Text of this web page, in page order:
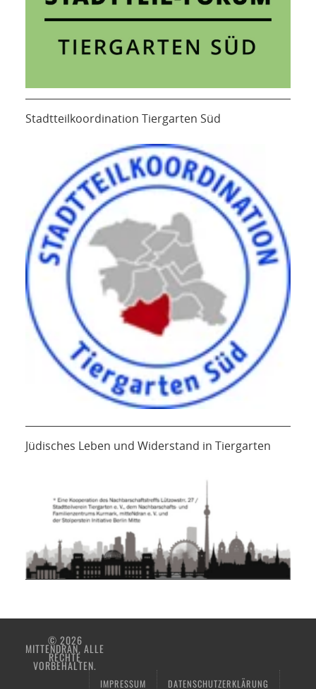
Stadtteilkoordination Tiergarten Süd
Jüdisches Leben und Widerstand in Tiergarten
© 2026
MITTENDRAN. ALLE
RECHTE
VORBEHALTEN.
IMPRESSUM DATENSCHUTZERKLÄRUNG